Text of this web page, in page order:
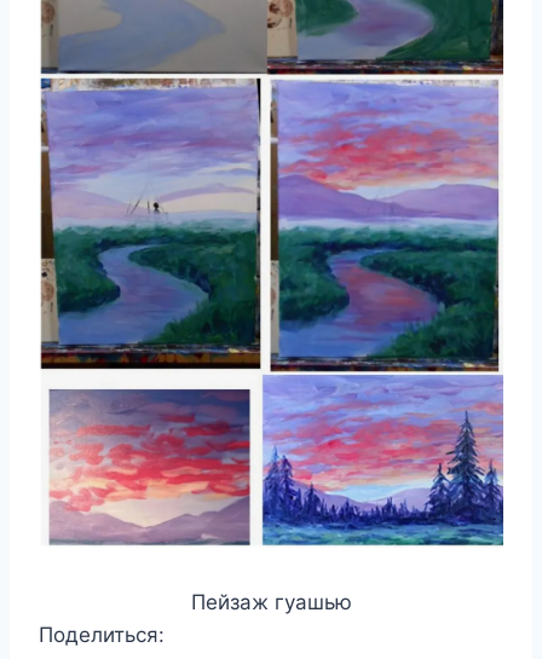
Пейзаж гуашью
Поделиться: